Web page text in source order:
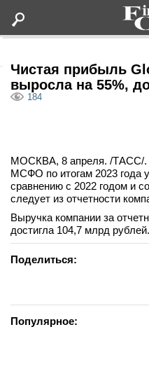
Lifestyle
Мероприятия
вконтакте
Чистая прибыль
выросла на 55%,
184
МОСКВА, 8 апреля. /ТАСС/.
МСФО по итогам 2023 года
сравнению с 2022 годом и
следует из отчетности
Выручка компании за
достигла 104,7 млрд рублей.
Поделиться:
Популярное: